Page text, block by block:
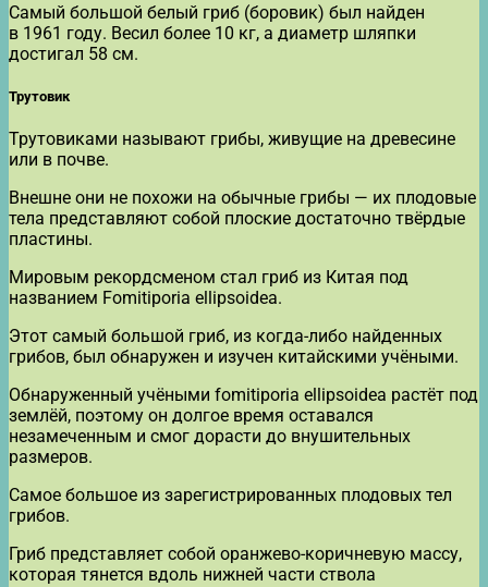
Самый большой белый гриб (боровик) был найден
в 1961 году. Весил более 10 кг, а диаметр шляпки
достигал 58 см.
Трутовик
Трутовиками называют грибы, живущие на древесине
или в почве.
Внешне они не похожи на обычные грибы — их плодовые
тела представляют собой плоские достаточно твёрдые
пластины.
Мировым рекордсменом стал гриб из Китая под
названием Fomitiporia ellipsoidea.
Этот самый большой гриб, из когда-либо найденных
грибов, был обнаружен и изучен китайскими учёными.
Обнаруженный учёными fomitiporia ellipsoidea растёт под
землёй, поэтому он долгое время оставался
незамеченным и смог дорасти до внушительных
размеров.
Самое большое из зарегистрированных плодовых тел
грибов.
Гриб представляет собой оранжево-коричневую массу,
которая тянется вдоль нижней части ствола